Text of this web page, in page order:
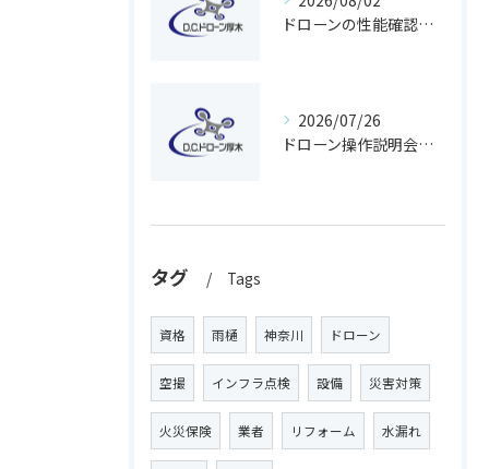
ドローンの性能確認を安全に行うための手順と神奈川県で押さえるべきポイント
2026/07/26
ドローン操作説明会で基礎から学び無料体験で不安解消する方法
タグ Tags
資格 雨樋 神奈川 ドローン
空撮 インフラ点検 設備 災害対策
火災保険 業者 リフォーム 水漏れ